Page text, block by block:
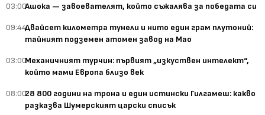
03:00Ашока — завоевателят, който съжалява за победата си
09:44Двайсет километра тунели и нито един грам плутоний:
тайният подземен атомен завод на Мао
03:00Механичният турчин: първият „изкуствен интелект“,
който мами Европа близо век
08:0028 800 години на трона и един истински Гилгамеш: какво
разказва Шумерският царски списък